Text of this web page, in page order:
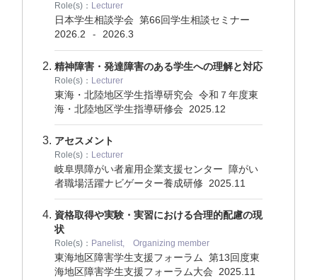
Role(s)： Lecturer
日本学生相談学会 第66回学生相談セミナー
2026.2
- 2026.3
精神障害・発達障害のある学生への理解と対応
Role(s)： Lecturer
東海・北陸地区学生指導研究会 令和７年度東
海・北陸地区学生指導研修会 2025.12
アセスメント
Role(s)： Lecturer
岐阜県障がい者雇用企業支援センター 障がい
者職場活躍ナビゲーター養成研修 2025.11
資格取得や実験・実習における合理的配慮の現
状
Role(s)： Panelist, Organizing member
東海地区障害学生支援フォーラム 第13回度東
海地区障害学生支援フォーラム大会 2025.11